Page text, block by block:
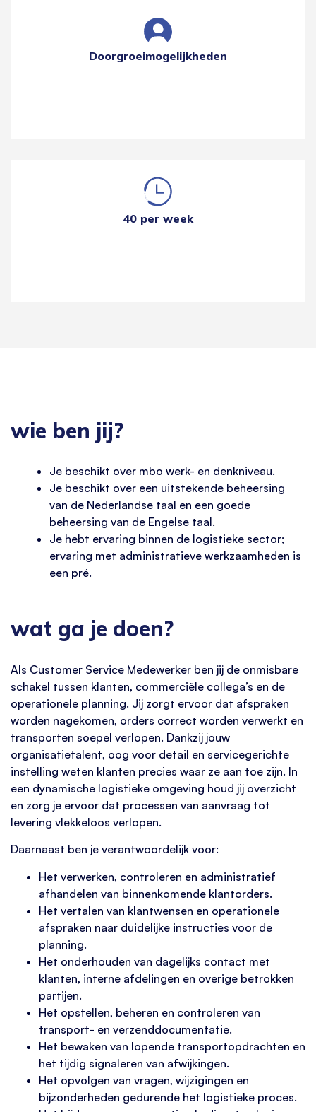
Doorgroeimogelijkheden
40 per week
wie ben jij?
Je beschikt over mbo werk- en denkniveau.
Je beschikt over een uitstekende beheersing
van de Nederlandse taal en een goede
beheersing van de Engelse taal.
Je hebt ervaring binnen de logistieke sector;
ervaring met administratieve werkzaamheden is
een pré.
wat ga je doen?
Als Customer Service Medewerker ben jij de onmisbare
schakel tussen klanten, commerciële collega’s en de
operationele planning. Jij zorgt ervoor dat afspraken
worden nagekomen, orders correct worden verwerkt en
transporten soepel verlopen. Dankzij jouw
organisatietalent, oog voor detail en servicegerichte
instelling weten klanten precies waar ze aan toe zijn. In
een dynamische logistieke omgeving houd jij overzicht
en zorg je ervoor dat processen van aanvraag tot
levering vlekkeloos verlopen.
Daarnaast ben je verantwoordelijk voor:
Het verwerken, controleren en administratief
afhandelen van binnenkomende klantorders.
Het vertalen van klantwensen en operationele
afspraken naar duidelijke instructies voor de
planning.
Het onderhouden van dagelijks contact met
klanten, interne afdelingen en overige betrokken
partijen.
Het opstellen, beheren en controleren van
transport- en verzenddocumentatie.
Het bewaken van lopende transportopdrachten en
het tijdig signaleren van afwijkingen.
Het opvolgen van vragen, wijzigingen en
bijzonderheden gedurende het logistieke proces.